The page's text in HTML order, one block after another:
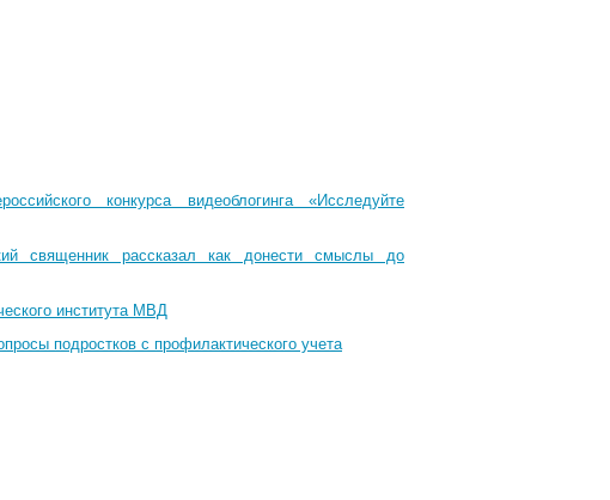
конкурса видеоблогинга «Исследуйте
священник рассказал как донести смыслы до
института МВД
подростков с профилактического учета